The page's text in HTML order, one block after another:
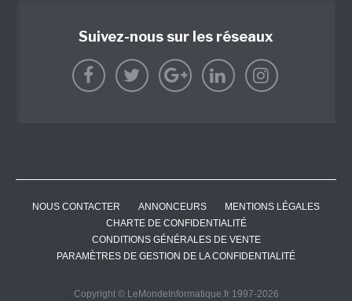
Suivez-nous sur les réseaux
NOUS CONTACTER ANNONCEURS
MENTIONS LÉGALES
CHARTE DE CONFIDENTIALITÉ
CONDITIONS GÉNÉRALES DE VENTE
PARAMÈTRES DE GESTION DE LA CONFIDENTIALITÉ
Copyright © LeMondeInformatique.fr 1997-2026